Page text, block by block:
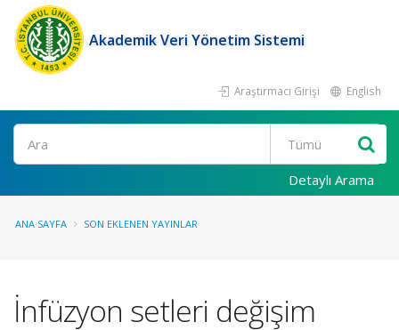
Akademik Veri Yönetim Sistemi
Araştırmacı Girişi English
Ara
Detaylı Arama
ANA SAYFA SON EKLENEN YAYINLAR
İnfüzyon setleri değişim